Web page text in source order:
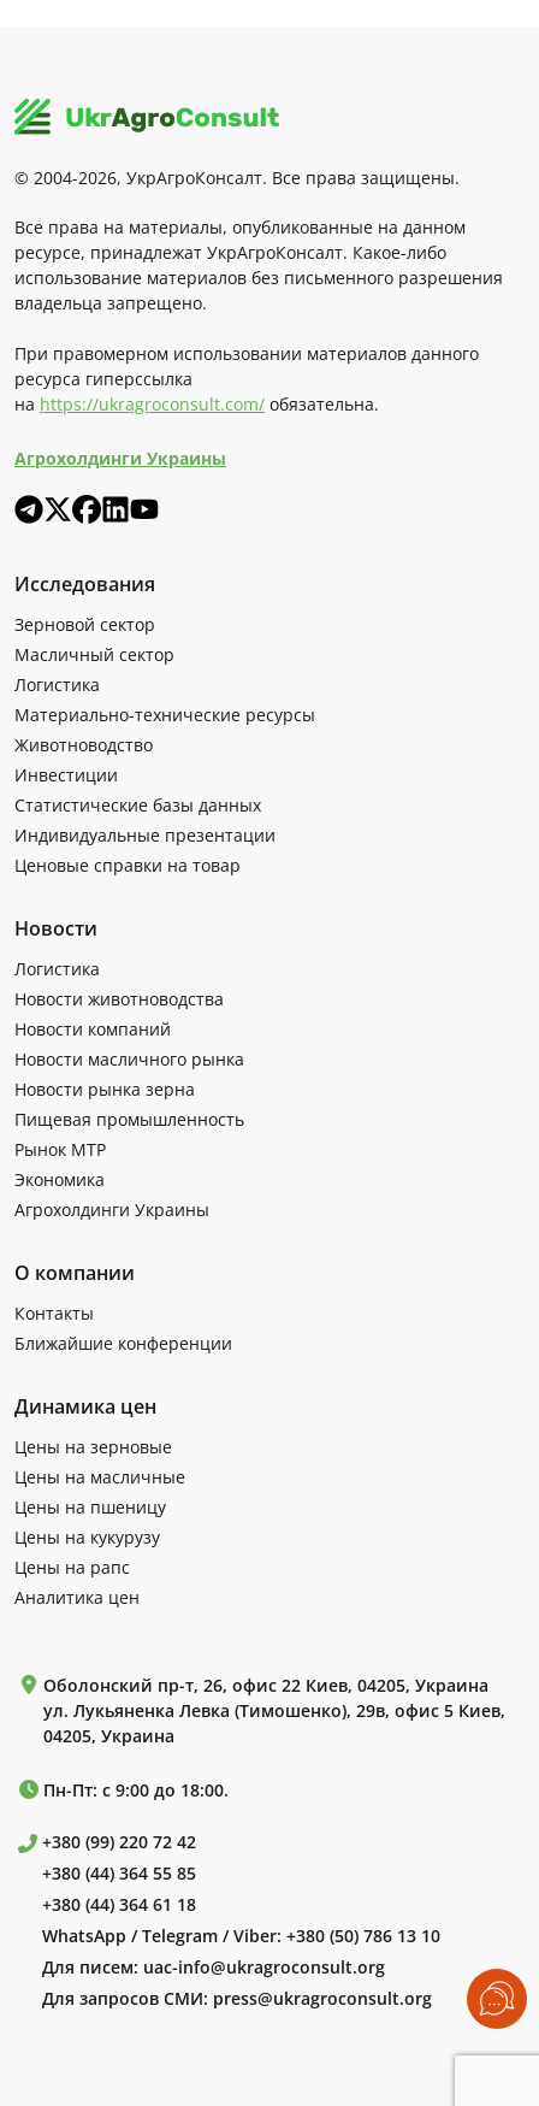
© 2004-2026, УкрАгроКонсалт. Все права защищены.
Все права на материалы, опубликованные на данном
ресурсе, принадлежат УкрАгроКонсалт. Какое-либо
использование материалов без письменного разрешения
владельца запрещено.
При правомерном использовании материалов данного
ресурса гиперссылка
на https://ukragroconsult.com/ обязательна.
Агрохолдинги Украины
Исследования
Зерновой сектор
Масличный сектор
Логистика
Материально-технические ресурсы
Животноводство
Инвестиции
Статистические базы данных
Индивидуальные презентации
Ценовые справки на товар
Новости
Логистика
Новости животноводства
Новости компаний
Новости масличного рынка
Новости рынка зерна
Пищевая промышленность
Рынок МТР
Экономика
Агрохолдинги Украины
О компании
Контакты
Ближайшие конференции
Динамика цен
Цены на зерновые
Цены на масличные
Цены на пшеницу
Цены на кукурузу
Цены на рапс
Аналитика цен
Оболонский пр-т, 26, офис 22 Киев, 04205, Украина
ул. Лукьяненка Левка (Тимошенко), 29в, офис 5 Киев,
04205, Украина
Пн-Пт: с 9:00 до 18:00.
+380 (99) 220 72 42
+380 (44) 364 55 85
+380 (44) 364 61 18
WhatsApp / Telegram / Viber: +380 (50) 786 13 10
Для писем: uac-info@ukragroconsult.org
Для запросов СМИ: press@ukragroconsult.org